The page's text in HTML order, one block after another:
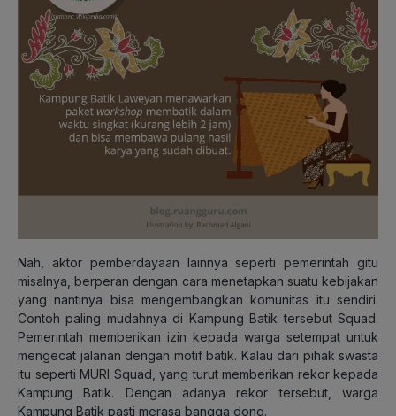
Nah, aktor pemberdayaan lainnya seperti pemerintah gitu
misalnya, berperan dengan cara menetapkan suatu kebijakan
yang nantinya bisa mengembangkan komunitas itu sendiri.
Contoh paling mudahnya di Kampung Batik tersebut Squad.
Pemerintah memberikan izin kepada warga setempat untuk
mengecat jalanan dengan motif batik. Kalau dari pihak swasta
itu seperti MURI Squad, yang turut memberikan rekor kepada
Kampung Batik. Dengan adanya rekor tersebut, warga
Kampung Batik pasti merasa bangga dong.